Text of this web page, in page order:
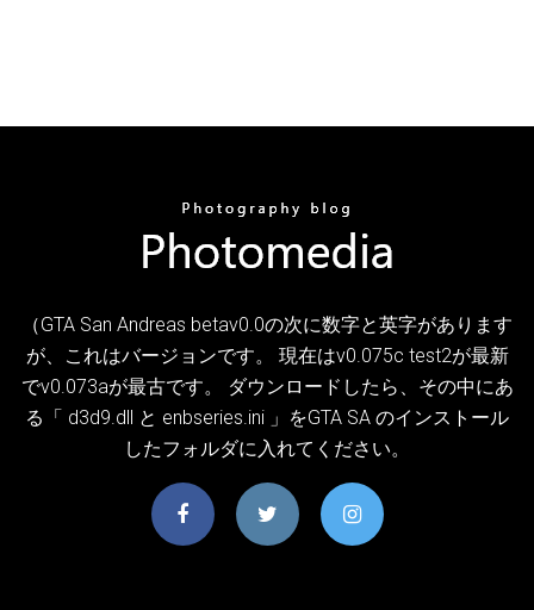
（GTA San Andreas betav0.0の次に数字と英字があります
が、これはバージョンです。 現在はv0.075c test2が最新
でv0.073aが最古です。 ダウンロードしたら、その中にあ
る「 d3d9.dll と enbseries.ini 」をGTA SA のインストール
したフォルダに入れてください。